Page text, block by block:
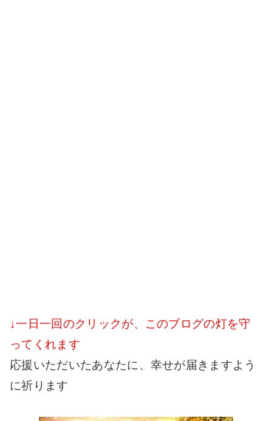
↓一日一回のクリックが、このブログの灯を守
ってくれます
応援いただいたあなたに、幸せが届きますよう
に祈ります